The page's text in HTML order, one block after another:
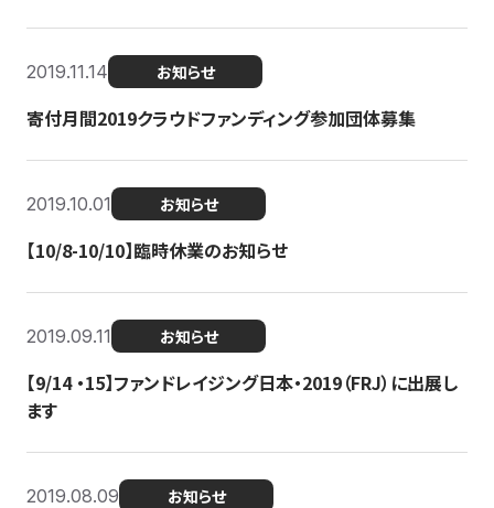
2019.11.14 お知らせ
寄付月間2019クラウドファンディング参加団体募集
2019.10.01 お知らせ
【10/8-10/10】臨時休業のお知らせ
2019.09.11 お知らせ
【9/14 ・15】ファンドレイジング日本・2019（FRJ）に出展し
ます
2019.08.09 お知らせ